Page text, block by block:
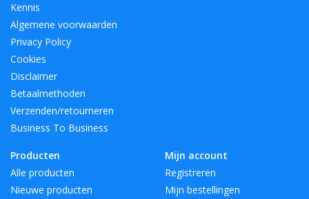
Kennis
Algemene voorwaarden
Privacy Policy
Cookies
Disclaimer
Betaalmethoden
Verzenden/retourneren
Business To Business
Producten
Alle producten
Nieuwe producten
Mijn account
Registreren
Mijn bestellingen